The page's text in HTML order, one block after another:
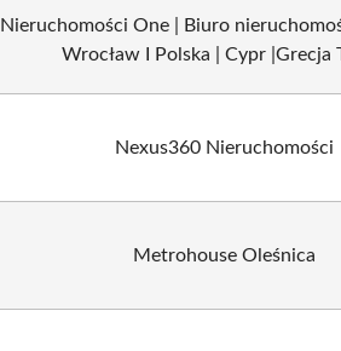
Nieruchomości One | Biuro
Wrocław I Polska | Cypr |Grecja
Nexus360 Nieruchomości
Metrohouse Oleśnica